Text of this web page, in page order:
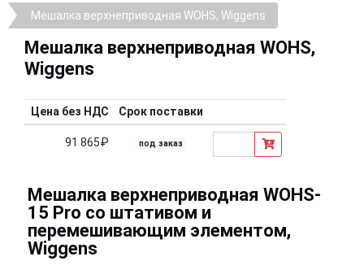
Мешалка верхнеприводная WOHS, Wiggens
Мешалка верхнеприводная WOHS,
Wiggens
Цена без НДС Срок поставки
91 865₽ под заказ
Мешалка верхнеприводная WOHS-
15 Pro со штативом и
перемешивающим элементом,
Wiggens